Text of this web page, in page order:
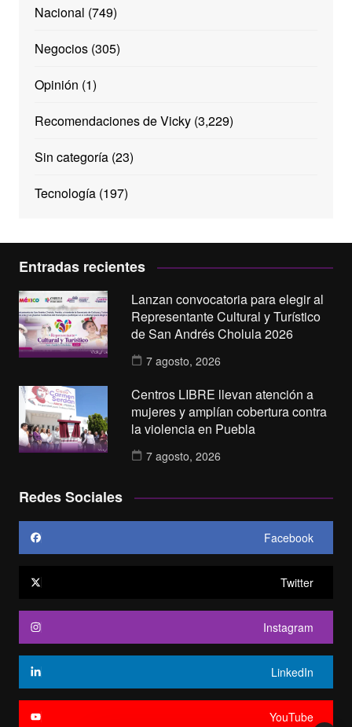
Nacional (749)
Negocios(305)
Opinión (1)
Recomendaciones de Vicky(3,229)
Sin categoría(23)
Tecnología(197)
Entradas recientes
Lanzan convocatoria para elegir al
Representante Cultural y Turístico
de San Andrés Cholula 2026
7 agosto, 2026
Centros LIBRE llevan atención a
mujeres y amplían cobertura contra
la violencia en Puebla
7 agosto, 2026
Redes Sociales
Facebook
Twitter
Instagram
LinkedIn
YouTube